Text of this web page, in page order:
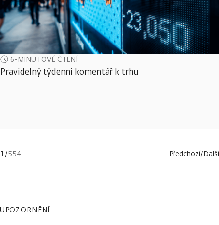
6-MINUTOVÉ ČTENÍ
Pravidelný týdenní komentář k trhu
1/554 Předchozí/Další
UPOZORNĚNÍ